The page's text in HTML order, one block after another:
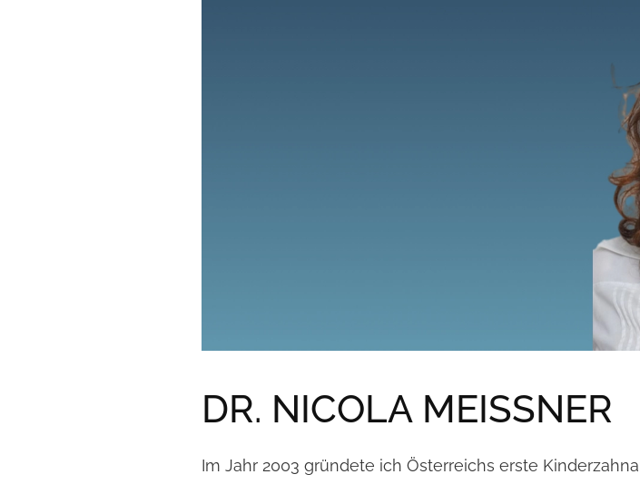
DR. NICOLA MEISSNER
Im Jahr 2003 gründete ich Österreichs erste